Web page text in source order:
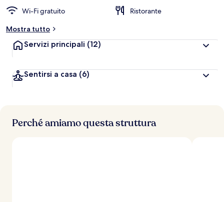
Wi-Fi gratuito
Ristorante
Mostra tutto
Servizi principali (12)
Sentirsi a casa (6)
Perché amiamo questa struttura